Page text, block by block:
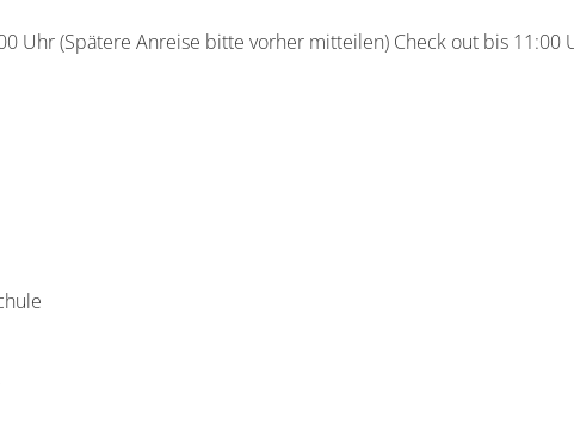
Uhr (Spätere Anreise bitte vorher mitteilen) Check out bis 11:00